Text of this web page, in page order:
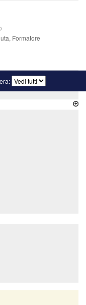
Formatore